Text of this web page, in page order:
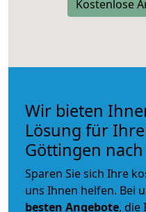
Kostenlose
Wir bieten
Lösung für
Göttingen
Sparen Sie sich Ihre
uns Ihnen helfen. Bei
besten Angebote, die